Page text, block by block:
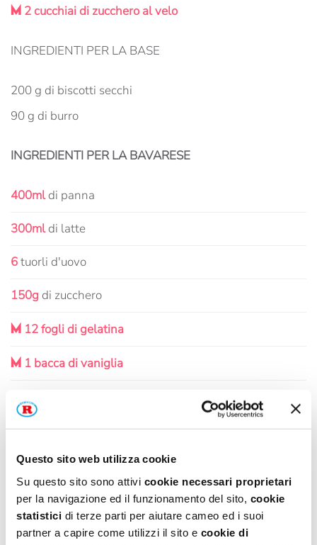
Questo sito web utilizza cookie
Su questo sito sono attivi cookie necessari proprietari
per la navigazione ed il funzionamento del sito, cookie
statistici di terze parti per aiutare cameo ed i suoi
partner a capire come utilizzi il sito e cookie di
M 2 cucchiai di zucchero al velo
INGREDIENTI PER LA BASE
200 g di biscotti secchi
90 g di burro
INGREDIENTI PER LA BAVARESE
400mldi panna
300mldi latte
6tuorli d'uovo
150g di zucchero
M 12 fogli di gelatina
M 1 bacca di vaniglia
1 fialetta di colorante rosso
PER DECORARE
400gdi lamponi
M2 cucchiai di zucchero al velo